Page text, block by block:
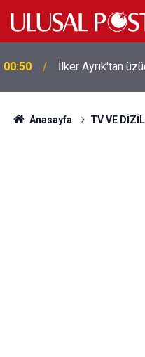
00:39
Liverpool efsanesi
Trabzonspor ile
Anasayfa TV VE